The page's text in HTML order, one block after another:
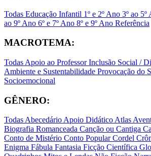
Todas Educação Infantil 1º e 2º Ano 3º ao 5º
ao 9º Ano 6º e 7º Ano 8º e 9º Ano Referência
MACROTEMA:
Todas Apoio ao ProfessorInclusão Social /
Ambiente e Sustentabilidade Provocação do
Socioemocional
GÊNERO:
TodasAbecedárioApoio DidáticoAtlas
Biografia Romanceada Canção ou Cantiga
Conto de Mistério Conto PopularCordel
Enigma Fábula Fantasia Ficção Científica